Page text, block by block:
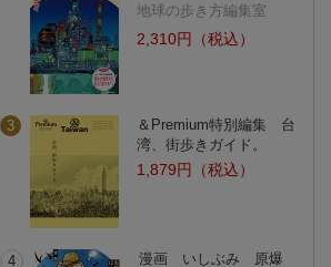
介護福祉士養成講座編集委員会
ケアの“超レベル上
げ”講座
杉本浩司
ケア現場でいかせ
る 介護アセスメ
トのきほん
稲田 弘子
地球の歩き方編集室
2,310円（税込）
3
＆Premium特別編集 台
湾、街歩きガイド。
1,879円（税込）
4
漫画 いしぶみ 原爆